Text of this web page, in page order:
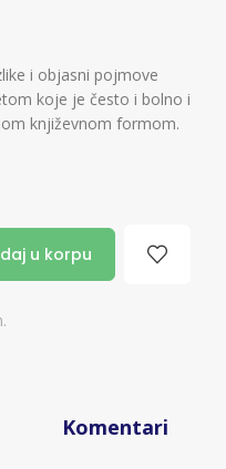
i objasni pojmove
koje je često i bolno i
književnom formom.
u korpu
Komentari